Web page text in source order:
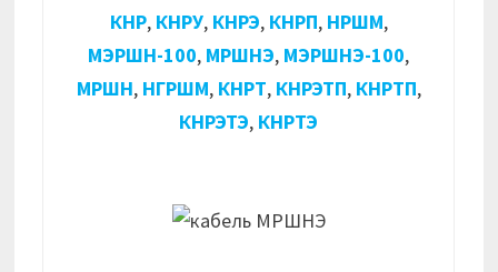
КНР, КНРУ, КНРЭ, КНРП, НРШМ,
МЭРШН-100, МРШНЭ, МЭРШНЭ-100,
МРШН, НГРШМ, КНРТ, КНРЭТП, КНРТП,
КНРЭТЭ, КНРТЭ